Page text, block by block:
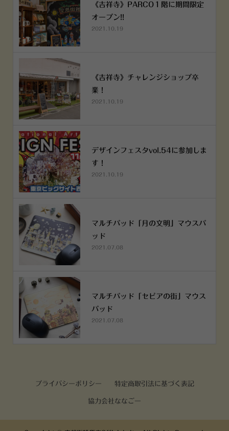
《吉祥寺》PARCO１階に期間限定
オープン!!
2021.10.19
《吉祥寺》チャレンジショップ卒
業！
2021.10.19
デザインフェスタvol.54に参加しま
す！
2021.10.19
マルチパッド「月の文明」マウスパ
ッド
2021.07.08
マルチパッド「セピアの街」マウス
パッド
2021.07.08
プライバシーポリシー 特定商取引法に基づく表記
協力会社ななごー